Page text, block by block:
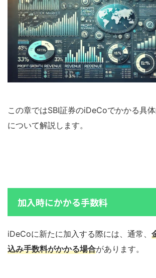
この章ではSBI証券のiDeCoでかかる具
について解説します。
加入時にかかる手数料
iDeCoに新たに加入する際には、通常、
込み手数料がかかる場合があります。